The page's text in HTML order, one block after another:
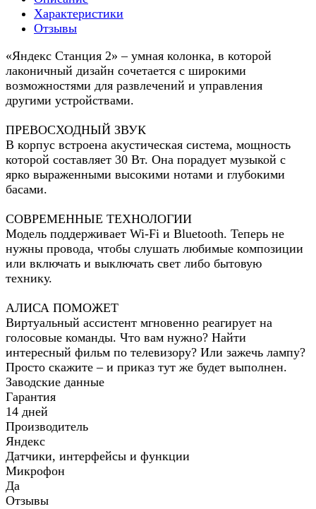
Характеристики
Отзывы
«Яндекс Станция 2» – умная колонка, в которой
лаконичный дизайн сочетается с широкими
возможностями для развлечений и управления
другими устройствами.
ПРЕВОСХОДНЫЙ ЗВУК
В корпус встроена акустическая система, мощность
которой составляет 30 Вт. Она порадует музыкой с
ярко выраженными высокими нотами и глубокими
басами.
СОВРЕМЕННЫЕ ТЕХНОЛОГИИ
Модель поддерживает Wi-Fi и Bluetooth. Теперь не
нужны провода, чтобы слушать любимые композиции
или включать и выключать свет либо бытовую
технику.
АЛИСА ПОМОЖЕТ
Виртуальный ассистент мгновенно реагирует на
голосовые команды. Что вам нужно? Найти
интересный фильм по телевизору? Или зажечь лампу?
Просто скажите – и приказ тут же будет выполнен.
Заводские данные
Гарантия
14 дней
Производитель
Яндекс
Датчики, интерфейсы и функции
Микрофон
Да
Отзывы